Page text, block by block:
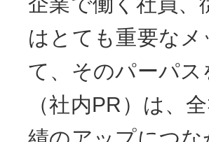
はとても重要な
て、そのパーパ
（社内PR）は、